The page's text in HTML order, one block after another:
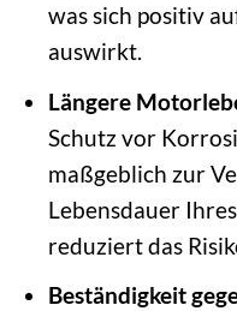
was sich positiv
auswirkt.
Längere
Schutz vor
maßgeblich zur
Lebensdauer
reduziert das
Beständigkeit